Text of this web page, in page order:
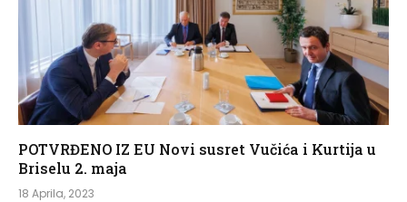
POTVRĐENO IZ EU Novi susret Vučića i Kurtija u
Briselu 2. maja
18 Aprila, 2023